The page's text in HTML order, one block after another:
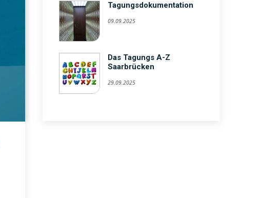
Tagungsdokumentation
09.09.2025
Das Tagungs A-Z
Saarbrücken
29.09.2025